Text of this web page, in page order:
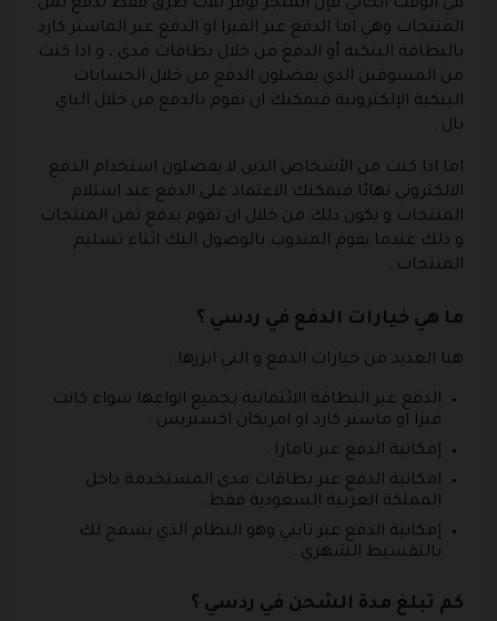
في الوقت الحالي فإن المتجر يوفر ثلاث طرق فقط لدفع ثمن
المنتجات وهي اما الدفع عبر الفيزا او الدفع عبر الماستر كارد
بالبطاقة البنكية أو الدفع من خلال بطاقات مدى ، و اذا كنت
من المسوقين الذي يفضلون الدفع من خلال الحسابات
البنكية الإلكترونية فيمكنك ان تقوم بالدفع من خلال الباي
بال .
اما اذا كنت من الأشخاص الذين لا يفضلون استخدام الدفع
الالكتروني نهائا فيمكنك الاعتماد على الدفع عند استلام
المنتجات و يكون ذلك من خلال ان تقوم بدفع ثمن المنتجات
و ذلك عندما يقوم المندوب بالوصول اليك اثناء تسليم
المنتجات .
ما هي خيارات الدفع في ردسي ؟
هنا العديد من خيارات الدفع و التي ابرزها :
الدفع عبر البطاقة الائتمانية بجميع انواعها سواء كانت
فيزا او ماستر كارد او امريكان اكسبريس .
إمكانية الدفع عبر تامارا .
امكانية الدفع عبر بطاقات مدى المستخدمة داخل
المملكة العربية السعودية فقط .
إمكانية الدفع عبر تايبي وهو النظام الذي يسمح لك
بالتقسيط الشهري .
كم تبلغ مدة الشحن في ردسي ؟